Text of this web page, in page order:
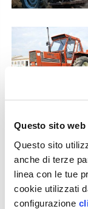
Questo sito
Questo sito
anche di terze
linea con le tue
cookie utilizzati
configurazione